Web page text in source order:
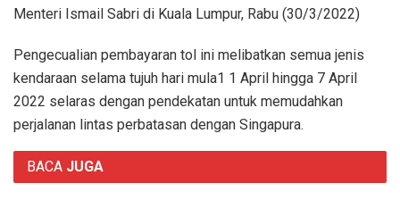
Menteri Ismail Sabri di Kuala Lumpur, Rabu (30/3/2022)
Pengecualian pembayaran tol ini melibatkan semua jenis
kendaraan selama tujuh hari mula1 1 April hingga 7 April
2022 selaras dengan pendekatan untuk memudahkan
perjalanan lintas perbatasan dengan Singapura.
BACA JUGA